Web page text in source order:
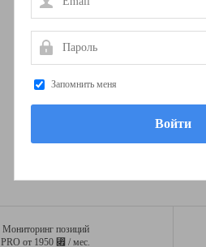
Мониторинг позиций
PRO от 1950 ⃏ / мес.
Пароль
Запомнить меня